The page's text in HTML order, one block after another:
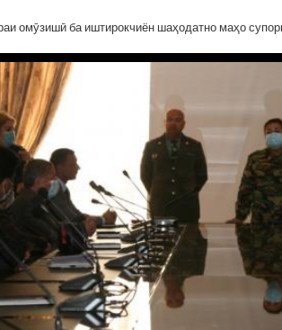
омӯзишӣ ба иштирокчиён шаҳодатно маҳо